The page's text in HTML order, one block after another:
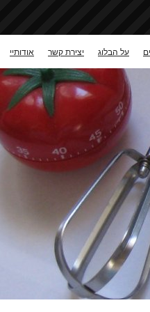
אודותיי יצירת קשר על הבלוג